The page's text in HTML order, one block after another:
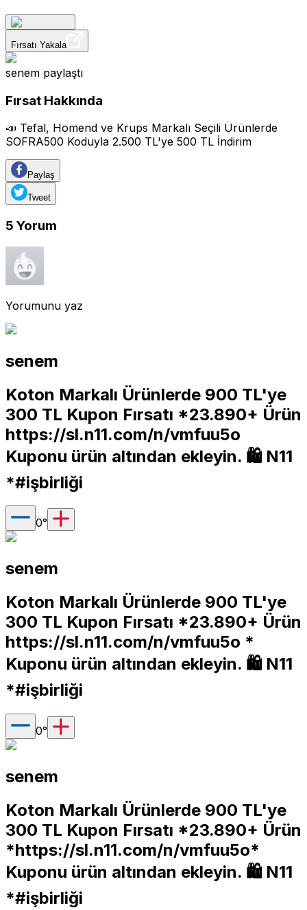
Fırsatı Yakala
senem paylaştı
Fırsat Hakkında
📣 Tefal, Homend ve Krups Markalı Seçili Ürünlerde
SOFRA500 Koduyla 2.500 TL'ye 500 TL İndirim
Paylaş
Tweet
5 Yorum
Yorumunu yaz
senem
Koton Markalı Ürünlerde 900 TL'ye
300 TL Kupon Fırsatı *23.890+ Ürün
https://sl.n11.com/n/vmfuu5o
Kuponu ürün altından ekleyin. 🛍 N11
*#işbirliği
0°
senem
Koton Markalı Ürünlerde 900 TL'ye
300 TL Kupon Fırsatı *23.890+ Ürün
https://sl.n11.com/n/vmfuu5o *
Kuponu ürün altından ekleyin. 🛍 N11
*#işbirliği
0°
senem
Koton Markalı Ürünlerde 900 TL'ye
300 TL Kupon Fırsatı *23.890+ Ürün
*https://sl.n11.com/n/vmfuu5o*
Kuponu ürün altından ekleyin. 🛍 N11
*#işbirliği